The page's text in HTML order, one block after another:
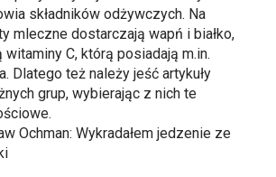
składników odżywczych. Na
mleczne dostarczają wapń i białko,
C, którą posiadają m.in.
Dlatego też należy jeść artykuły
grup, wybierając z nich te
Ochman: Wykradałem jedzenie ze